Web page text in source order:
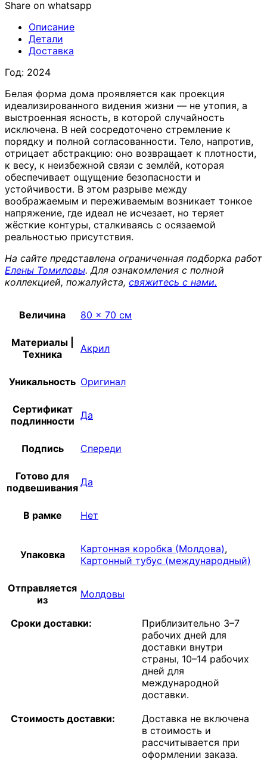
Share on whatsapp
Описание
Детали
Доставка
Год: 2024
Белая форма дома проявляется как проекция
идеализированного видения жизни — не утопия, а
выстроенная ясность, в которой случайность
исключена. В ней сосредоточено стремление к
порядку и полной согласованности. Тело, напротив,
отрицает абстракцию: оно возвращает к плотности,
к весу, к неизбежной связи с землёй, которая
обеспечивает ощущение безопасности и
устойчивости. В этом разрыве между
воображаемым и переживаемым возникает тонкое
напряжение, где идеал не исчезает, но теряет
жёсткие контуры, сталкиваясь с осязаемой
реальностью присутствия.
На сайте представлена ограниченная подборка работ
Елены Томиловы. Для ознакомления с полной
коллекцией, пожалуйста, свяжитесь с нами.
Величина 80 x 70 см
Материалы |
Техника
Акрил
Уникальность Оригинал
Сертификат
подлинности Да
Подпись Спереди
Готово для
подвешивания Да
В рамке Нет
Упаковка Картонная коробка (Молдова),
Картонный тубус (международный)
Отправляется
из
Молдовы
Сроки доставки:
Приблизительно 3–7
рабочих дней для
доставки внутри
страны, 10–14 рабочих
дней для
международной
доставки.
Стоимость доставки:
Доставка не включена
в стоимость и
рассчитывается при
оформлении заказа.